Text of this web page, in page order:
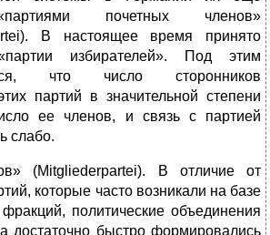
почет­ных членов»
В настоящее время принято
избирателей». Под этим
что число сторонников
партий в значительной степени
ее членов, и связь с партией
слабо.
(Mitgliederpartei).
В отличие от
ко­торые часто возникали на базе
политические объе­динения
достаточно быстро формировались